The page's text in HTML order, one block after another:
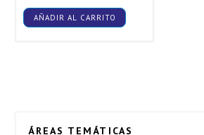
ÁREAS TEMÁTICAS
AÑADIR AL CARRITO